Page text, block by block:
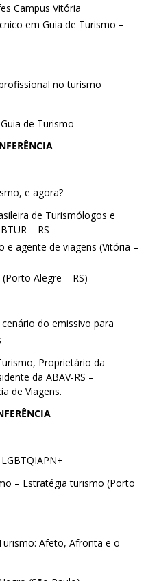
Campus Vitória
em Guia de Turismo –
no turismo
de Turismo
e agora?
de Turismólogos e
– RS
e agente de viagens (Vitória –
Alegre – RS)
do emissivo para
Proprietário da
da ABAV-RS –
de Viagens.
– Estratégia turismo (Porto
Afeto, Afronta e o